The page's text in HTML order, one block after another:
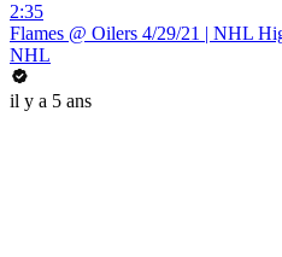
2:35
Flames @ Oilers 4/29/21 | NHL
NHL
il y a 5 ans